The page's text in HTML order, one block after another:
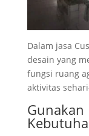
Dalam jasa
desain yang
fungsi ruang
aktivitas
Gunakan